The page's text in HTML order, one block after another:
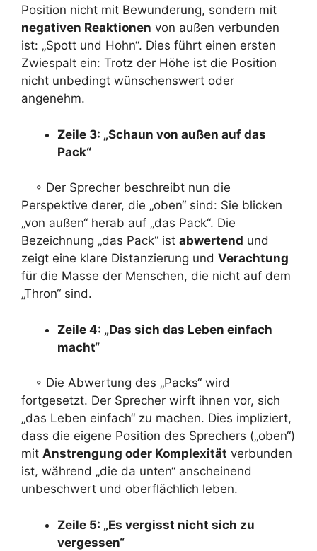
Position nicht mit Bewunderung, sondern mit
negativen Reaktionen von außen verbunden
ist: „Spott und Hohn“. Dies führt einen ersten
Zwiespalt ein: Trotz der Höhe ist die Position
nicht unbedingt wünschenswert oder
angenehm.
Zeile 3: „Schaun von außen auf das
Pack“
◦ Der Sprecher beschreibt nun die
Perspektive derer, die „oben“ sind: Sie blicken
„von außen“ herab auf „das Pack“. Die
Bezeichnung „das Pack“ ist abwertend und
zeigt eine klare Distanzierung und Verachtung
für die Masse der Menschen, die nicht auf dem
„Thron“ sind.
Zeile 4: „Das sich das Leben einfach
macht“
◦ Die Abwertung des „Packs“ wird
fortgesetzt. Der Sprecher wirft ihnen vor, sich
„das Leben einfach“ zu machen. Dies impliziert,
dass die eigene Position des Sprechers („oben“)
mit Anstrengung oder Komplexität verbunden
ist, während „die da unten“ anscheinend
unbeschwert und oberflächlich leben.
Zeile 5: „Es vergisst nicht sich zu
vergessen“